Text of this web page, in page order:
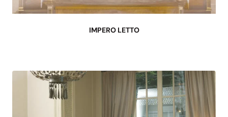
IMPERO LETTO